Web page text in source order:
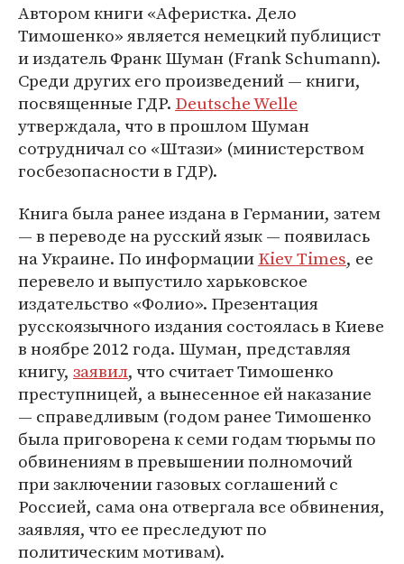
Автором книги «Аферистка. Дело
Тимошенко» является немецкий публицист
и издатель Франк Шуман (Frank Schumann).
Среди других его произведений — книги,
посвященные ГДР. Deutsche Welle
утверждала, что в прошлом Шуман
сотрудничал со «Штази» (министерством
госбезопасности в ГДР).
Книга была ранее издана в Германии, затем
— в переводе на русский язык — появилась
на Украине. По информацииKiev Times, ее
перевело и выпустило харьковское
издательство «Фолио». Презентация
русскоязычного издания состоялась в Киеве
в ноябре 2012 года. Шуман, представляя
книгу, заявил, что считает Тимошенко
преступницей, а вынесенное ей наказание
— справедливым (годом ранее Тимошенко
была приговорена к семи годам тюрьмы по
обвинениям в превышении полномочий
при заключении газовых соглашений с
Россией, сама она отвергала все обвинения,
заявляя, что ее преследуют по
политическим мотивам).